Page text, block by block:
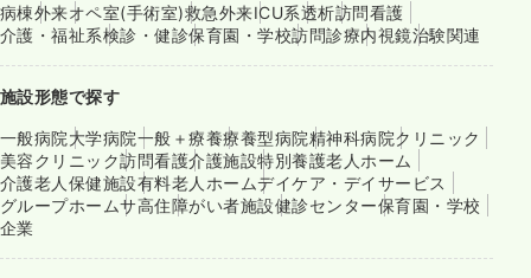
病棟外来オペ室(手術室)救急外来ICU系透析訪問看護
介護・福祉系検診・健診保育園・学校訪問診療内視鏡治験関連
施設形態で探す
一般病院大学病院一般＋療養療養型病院精神科病院クリニック
美容クリニック訪問看護介護施設特別養護老人ホーム
介護老人保健施設有料老人ホームデイケア・デイサービス
グループホームサ高住障がい者施設健診センター保育園・学校
企業